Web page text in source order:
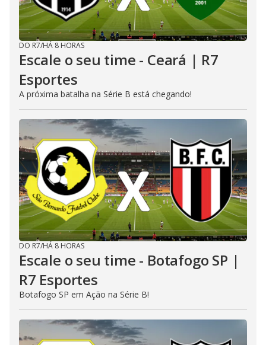
DO R7/HÁ 8 HORAS
Escale o seu time - Ceará | R7
Esportes
A próxima batalha na Série B está chegando!
DO R7/HÁ 8 HORAS
Escale o seu time - Botafogo SP |
R7 Esportes
Botafogo SP em Ação na Série B!